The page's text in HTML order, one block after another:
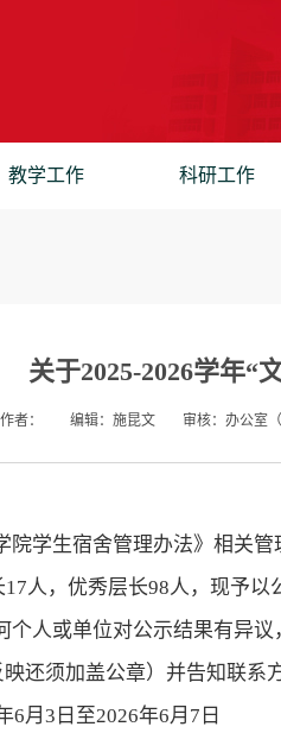
教学工作 科研工作
关于2025-2026学年“
作者： 编辑：施昆文 审核：办公室
院学生宿舍管理办法》 相关管
17人，优秀层长98人 ， 现予以
个人或单位对公示结果有异
还须加盖公章）并告知联系
6月 3 日至2026年6月 7 日